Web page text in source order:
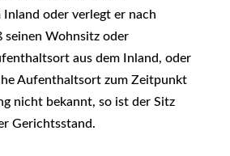
oder verlegt er nach
seinen Wohnsitz oder
aus dem Inland, oder
Aufenthaltsort zum Zeitpunkt
nicht bekannt, so ist der Sitz
Gerichtsstand.